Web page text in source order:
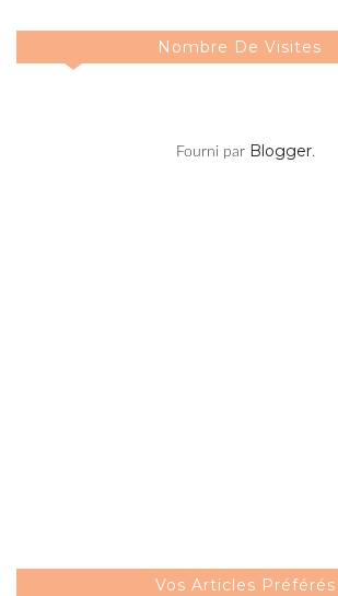
Nombre De Visites
Fourni par Blogger.
Vos Articles Préférés